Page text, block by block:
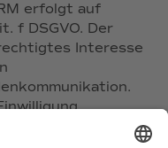
erfolgt auf
f DSGVO. Der
Interesse